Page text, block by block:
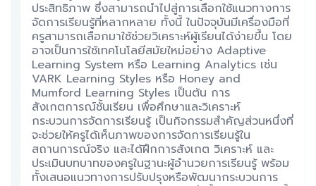
ประสิทธิภาพ ซึ่งสามารถนำไปสู่การเลือกใช้แนวทางการ
จัดการเรียนรู้ที่หลากหลาย ทั้งนี้ ในปัจจุบันมีเครื่องมือที่
ครูสามารถเลือกมาใช้ช่วยวิเคราะห์ผู้เรียนได้ง่ายขึ้น โดย
อาจเป็นการใช้เทคโนโลยีสมัยใหม่อย่าง Adaptive
Learning System หรือ Learning Analytics เช่น
VARK Learning Styles หรือ Honey and
Mumford Learning Styles เป็นต้น การ
สังเกตการณ์ชั้นเรียน เพื่อศึกษาและวิเคราะห์
กระบวนการจัดการเรียนรู้ เป็นกิจกรรมสำคัญส่วนหนึ่งที่
จะช่วยให้ครูได้เห็นภาพของการจัดการเรียนรู้ใน
สถานการณ์จริง และได้ฝึกการสังเกต วิเคราะห์ และ
ประเมินบทบาทของครูในฐานะผู้อำนวยการเรียนรู้ พร้อม
ทั้งเสนอแนวทางการปรับปรุงหรือพัฒนากระบวนการ